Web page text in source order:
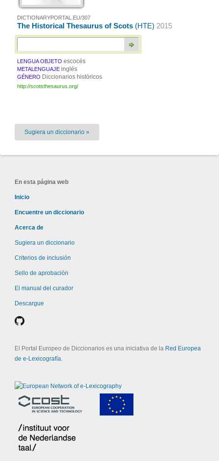
DICTIONARYPORTAL.EU/307
The Historical Thesaurus of Scots (HTE) 2015
LENGUA OBJETO escocés
METALENGUAJE inglés
GÉNERO Diccionarios históricos
http://scotsthesaurus.org/
Sugiera un diccionario »
En esta página web
Inicio
Encuentre un diccionario
Acerca de
Sugiera un diccionario
Criterios de inclusión
Sello de aprobación
El manual del curador
Descargue
El Portal Europeo de Diccionarios es una iniciativa de la Red Europea
de e-Lexicografía.